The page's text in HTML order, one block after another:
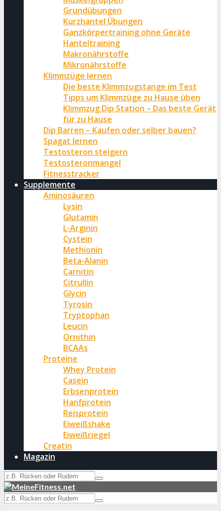
Grundübungen
Kurzhantel Übungen
Ganzkörpertraining ohne Geräte
Hanteltraining
Makronährstoffe
Mikronährstoffe
Klimmzüge lernen
Die beste Klimmzugstange im Test
Tipps um Klimmzüge zu Hause üben
Klimmzug Dip Station – Das beste Gerät
für zu Hause
Dip Barren – Kaufen oder selber bauen?
Spagat lernen
Testosteron steigern
Testosteronmangel
Fitnesstracker
Supplemente
Aminosäuren
Lysin
Glutamin
L-Arginin
Cystein
Methionin
Beta-Alanin
Carnitin
Citrullin
Glycin
Tyrosin
Tryptophan
Leucin
Ornithin
BCAAs
Proteine
Whey Protein
Casein
Erbsenprotein
Hanfprotein
Reisprotein
Eiweißshake
Eiweißriegel
Creatin
Magazin